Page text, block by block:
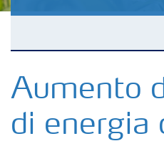
Concimi
Aumento
di energia